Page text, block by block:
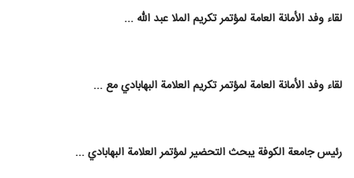
لقاء وفد الأمانة العامة لمؤتمر تكريم الملا عبد الله ...
لقاء وفد الأمانة العامة لمؤتمر تكريم العلامة البهابادي مع ...
رئيس جامعة الكوفة يبحث التحضير لمؤتمر العلامة البهابادي ...